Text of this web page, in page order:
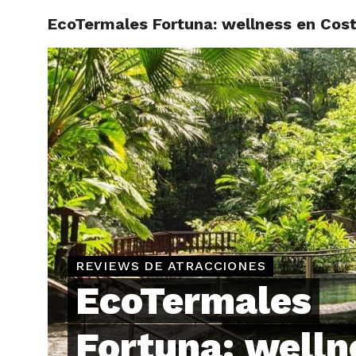
EcoTermales Fortuna: wellness en
REVIEWS DE ATRACCIONES
EcoTermales